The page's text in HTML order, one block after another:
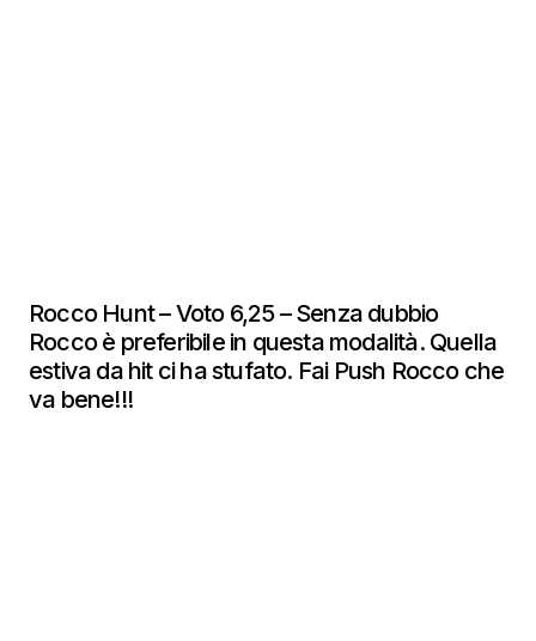
Rocco Hunt – Voto 6,25 – Senza dubbio
Rocco è preferibile in questa modalità. Quella
estiva da hit ci ha stufato. Fai Push Rocco che
va bene!!!